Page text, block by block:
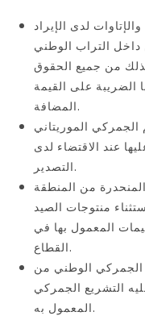
لدى الإيراد
داخل التراب الوطني
من جميع الحقوق
الضريبة على القيمة
المضافة.
الجمركي الموريتاني
عند الاقتضاء لدى
التصدير.
من المنطقة
منتوجات الصيد
المعمول بها في
القطاع.
الجمركي الوطني من
التشريع الجمركي
المعمول به.